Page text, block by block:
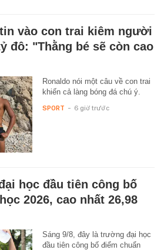
vào con trai kiêm người
đô: "Thằng bé sẽ còn cao
Ronaldo nói một câu về con trai
khiến cả làng bóng đá chú ý.
SPORT - 6 giờ trước
học đầu tiên công bố
2026, cao nhất 26,98
Sáng 9/8, đây là trường đại học
đầu tiên công bố điểm chuẩn